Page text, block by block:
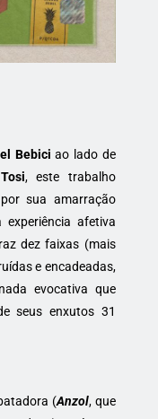
Bebici ao lado de
, este trabalho
sua amarração
afetiva
dez faixas (mais
e encadeadas,
evocativa que
seus enxutos 31
(Anzol, que